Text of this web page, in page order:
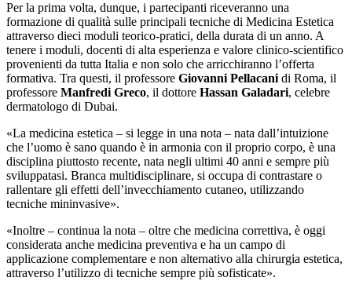
Per la prima volta, dunque, i partecipanti riceveranno una
formazione di qualità sulle principali tecniche di Medicina Estetica
attraverso dieci moduli teorico-pratici, della durata di un anno. A
tenere i moduli, docenti di alta esperienza e valore clinico-scientifico
provenienti da tutta Italia e non solo che arricchiranno l’offerta
formativa. Tra questi, il professore Giovanni Pellacanidi Roma, il
professore Manfredi Greco, il dottore Hassan Galadari, celebre
dermatologo di Dubai.
«La medicina estetica – si legge in una nota – nata dall’intuizione
che l’uomo è sano quando è in armonia con il proprio corpo, è una
disciplina piuttosto recente, nata negli ultimi 40 anni e sempre più
sviluppatasi. Branca multidisciplinare, si occupa di contrastare o
rallentare gli effetti dell’invecchiamento cutaneo, utilizzando
tecniche mininvasive».
«Inoltre – continua la nota – oltre che medicina correttiva, è oggi
considerata anche medicina preventiva e ha un campo di
applicazione complementare e non alternativo alla chirurgia estetica,
attraverso l’utilizzo di tecniche sempre più sofisticate».